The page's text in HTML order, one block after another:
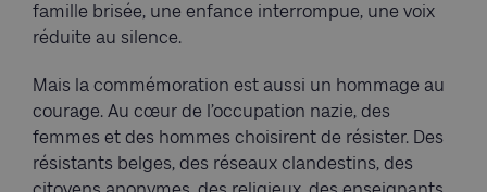
famille brisée, une enfance interrompue, une voix
réduite au silence.
Mais la commémoration est aussi un hommage au
courage. Au cœur de l’occupation nazie, des
femmes et des hommes choisirent de résister. Des
résistants belges, des réseaux clandestins, des